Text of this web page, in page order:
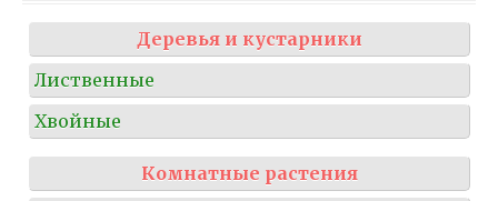
Деревья и кустарники
Лиственные
Хвойные
Комнатные растения